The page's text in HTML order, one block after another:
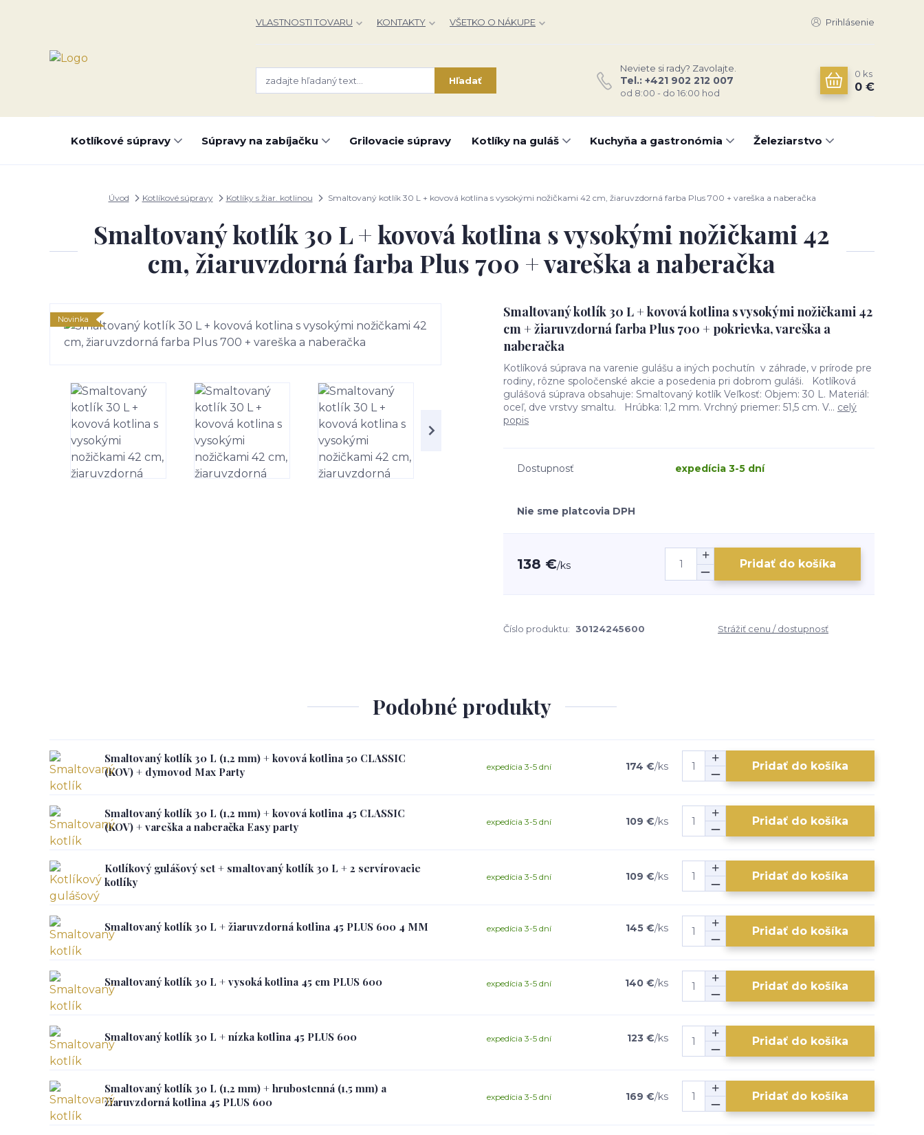
VLASTNOSTI TOVARU KONTAKTY VŠETKO O NÁKUPE Prihlásenie
Hľadať
Neviete si rady? Zavolajte.
Tel.: +421 902 212 007
od 8:00 - do 16:00 hod
0 ks
0 €
Kotlíkové súpravy Súpravy na zabíjačku Grilovacie súpravy Kotlíky na guláš Kuchyňa a gastronómia Železiarstvo
Úvod Kotlíkové súpravy Kotlíky s žiar. kotlinou Smaltovaný kotlík 30 L + kovová kotlina s vysokými nožičkami 42 cm, žiaruvzdorná farba Plus 700 + vareška a naberačka
Smaltovaný kotlík 30 L + kovová kotlina s vysokými nožičkami 42
cm, žiaruvzdorná farba Plus 700 + vareška a naberačka
Novinka
Smaltovaný kotlík 30 L + kovová kotlina s vysokými nožičkami 42
cm + žiaruvzdorná farba Plus 700 + pokrievka, vareška a
naberačka
Kotlíková súprava na varenie gulášu a iných pochutín v záhrade, v prírode pre
rodiny, rôzne spoločenské akcie a posedenia pri dobrom guláši. Kotlíková
gulášová súprava obsahuje: Smaltovaný kotlík Veľkosť: Objem: 30 L. Materiál:
oceľ, dve vrstvy smaltu. Hrúbka: 1,2 mm. Vrchný priemer: 51,5 cm. V... celý
popis
Dostupnosť expedícia 3-5 dní
Nie sme platcovia DPH
138 €/ks Pridať do košíka
Číslo produktu: 30124245600 Strážiť cenu / dostupnosť
Podobné produkty
Smaltovaný kotlík 30 L (1,2 mm) + kovová kotlina 50 CLASSIC
(KOV) + dymovod Max Party
174 €/ks
expedícia 3-5 dní Pridať do košíka
Smaltovaný kotlík 30 L (1,2 mm) + kovová kotlina 45 CLASSIC
(KOV) + vareška a naberačka Easy party
109 €/ks
expedícia 3-5 dní Pridať do košíka
Kotlíkový gulášový set + smaltovaný kotlík 30 L + 2 servírovacie
kotlíky
109 €/ks
expedícia 3-5 dní Pridať do košíka
Smaltovaný kotlík 30 L + žiaruvzdorná kotlina 45 PLUS 600 4 MM 145 €/ks
expedícia 3-5 dní Pridať do košíka
Smaltovaný kotlík 30 L + vysoká kotlina 45 cm PLUS 600 140 €/ks
expedícia 3-5 dní Pridať do košíka
Smaltovaný kotlík 30 L + nízka kotlina 45 PLUS 600 123 €/ks
expedícia 3-5 dní Pridať do košíka
Smaltovaný kotlík 30 L (1,2 mm) + hrubostenná (1,5 mm) a
žiaruvzdorná kotlina 45 PLUS 600
169 €/ks
expedícia 3-5 dní Pridať do košíka